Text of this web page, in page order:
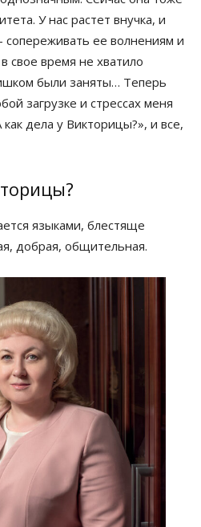
У нас растет внучка, и
ее волнениям и
свое время не хватило
были заняты… Теперь
загрузке и стрессах меня
дела у Викторицы?», и все,
языками, блестяще
добрая, общительная.